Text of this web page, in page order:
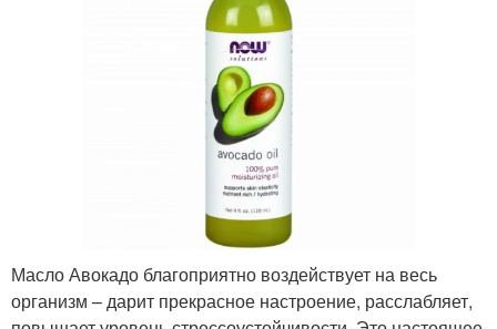
Масло Авокадо благоприятно воздействует на весь
организм – дарит прекрасное настроение, расслабляет,